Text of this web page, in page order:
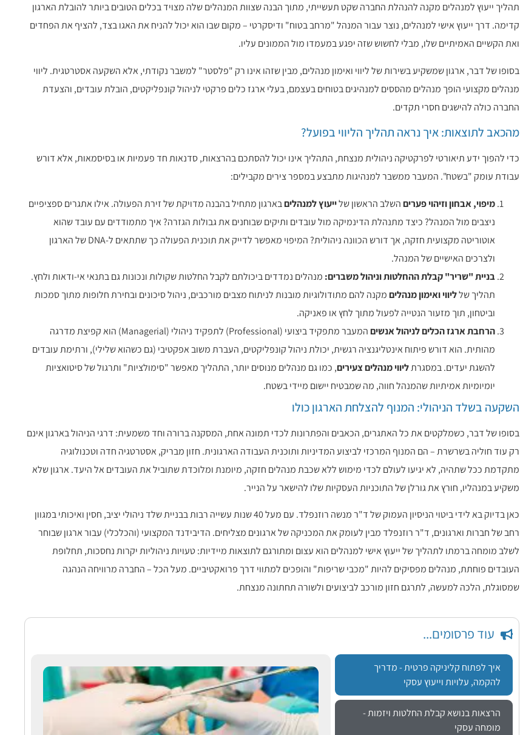
תהליך ייעוץ למנהלים מקנה להנהלת החברה שקט תעשייתי, מתוך הבנה שצוות המנהלים שלה מצויד בכלים הטובים ביותר להובלת הארגון
קדימה. דרך ייעוץ אישי למנהלים, נוצר עבור המנהל "מרחב בטוח" ודיסקרטי – מקום שבו הוא יכול להניח את האגו בצד, להציף את הפחדים
ואת הקשיים האמיתיים שלו, מבלי לחשוש שזה יפגע במעמדו מול הממונים עליו.
בסופו של דבר, ארגון שמשקיע בשירות של ליווי ואימון מנהלים, מבין שזהו אינו רק "פלסטר" למשבר נקודתי, אלא השקעה אסטרטגית. ליווי
מנהלים מקצועי הופך מנהלים מהססים למנהיגים בטוחים בעצמם, בעלי ארגז כלים פרקטי לניהול קונפליקטים, הובלת עובדים, והצעדת
החברה כולה להישגים חסרי תקדים.
מהכאב לתוצאות: איך נראה תהליך הליווי בפועל?
כדי להפוך ידע תיאורטי לפרקטיקה ניהולית מנצחת, התהליך אינו יכול להסתכם בהרצאות, סדנאות חד פעמיות או בסיסמאות, אלא דורש
עבודת עומק "בשטח". המעבר ממשבר למנהיגות מתבצע במספר צירים מקבילים:
מיפוי, אבחון וזיהוי פעריםהשלב הראשון שלייעוץ למנהליםבארגון מתחיל בהבנה מדויקת של זירת הפעולה. אילו אתגרים ספציפיים
ניצבים מול המנהל? כיצד מתנהלת הדינמיקה מול עובדים ותיקים שבוחנים את גבולות הגזרה? איך מתמודדים עם עובד שהוא
אוטוריטה מקצועית חזקה, אך דורש הכוונה ניהולית? המיפוי מאפשר לדייק את תוכנית הפעולה כך שתתאים ל-DNA של הארגון
ולצרכים האישיים של המנהל.
בניית "שריר" קבלת ההחלטות וניהול משברים: מנהלים נמדדים ביכולתם לקבל החלטות שקולות ונכונות גם בתנאי אי-ודאות ולחץ.
תהליך שלליווי ואימון מנהליםמקנה להם מתודולוגיות מובנות לניתוח מצבים מורכבים, ניהול סיכונים ובחירת חלופות מתוך סמכות
וביטחון, תוך מזעור הנטייה לפעול מתוך לחץ או פאניקה.
הרחבת ארגז הכלים לניהול אנשים
המעבר מתפקיד ביצועי (Professional) לתפקיד ניהולי (Managerial) הוא קפיצת מדרגה
מהותית. הוא דורש פיתוח אינטליגנציה רגשית, יכולת ניהול קונפליקטים, העברת משוב אפקטיבי (גם כשהוא שלילי), ורתימת עובדים
להשגת יעדים. במסגרתליווי מנהלים צעירים, כמו גם מנהלים מנוסים יותר, התהליך מאפשר "סימולציות" ותרגול של סיטואציות
יומיומיות אמיתיות שהמנהל חווה, מה שמבטיח יישום מיידי בשטח.
השקעה בשלד הניהולי: המנוף להצלחת הארגון כולו
בסופו של דבר, כשמלקטים את כל האתגרים, הכאבים והפתרונות לכדי תמונה אחת, המסקנה ברורה וחד משמעית: דרגי הניהול בארגון אינם
רק עוד חוליה בשרשרת – הם המנוף המרכזי לביצוע המדיניות ותוכנית העבודה הארגונית. חזון מבריק, אסטרטגיה חדה וטכנולוגיה
מתקדמת ככל שתהיה, לא יגיעו לעולם לכדי מימוש ללא שכבת מנהלים חזקה, מיומנת ומלוכדת שתוביל את העובדים אל היעד. ארגון שלא
משקיע במנהליו, חורץ את גורלן של התוכניות העסקיות שלו להישאר על הנייר.
כאן בדיוק בא לידי ביטוי הניסיון העמוק של ד"ר מנשה רוזנפלד. עם מעל 40 שנות עשייה רבות בבניית שלד ניהולי יציב, חסין ואיכותי במגוון
רחב של חברות וארגונים, ד"ר רוזנפלד מבין לעומק את המכניקה של ארגונים מצליחים. הדיבידנד המקצועי (והכלכלי) עבור ארגון שבוחר
לשלב מומחה ברמתו לתהליך של ייעוץ אישי למנהלים הוא עצום ומתורגם לתוצאות מיידיות: טעויות ניהוליות יקרות נחסכות, תחלופת
העובדים פוחתת, מנהלים מפסיקים להיות "מכבי שריפות" והופכים למתווי דרך פרואקטיביים. מעל הכל – החברה מרוויחה הנהגה
שמסוגלת, הלכה למעשה, לתרגם חזון מורכב לביצועים ולשורה תחתונה מנצחת.
עוד פרסומים...
איך לפתוח קליניקה פרטית - מדריך
להקמה, עלויות וייעוץ עסקי
הרצאות בנושא קבלת החלטות ויזמות -
מומחה עסקי